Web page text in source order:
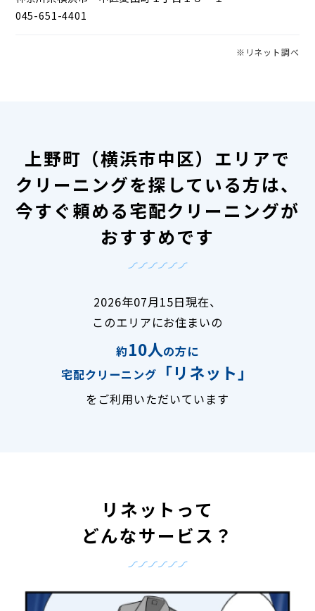
045-651-4401
※リネット調べ
上野町（横浜市中区）エリアで
クリーニングを探している方は、
今すぐ頼める宅配クリーニングが
おすすめです
2026年07月15日現在、
このエリアにお住まいの
約10人の方に
宅配クリーニング
「リネット」
をご利用いただいています
リネットって
どんなサービス？